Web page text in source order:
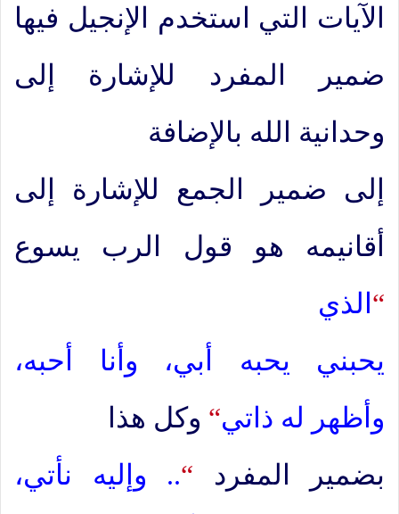
الآيات التي استخدم الإنجيل فيها
ضمير المفرد للإشارة إلى
وحدانية الله بالإضافة
إلى ضمير الجمع للإشارة إلى
أقانيمه هو قول الرب يسوع
“ الذي
يحبني يحبه أبي، وأنا أحبه،
وأظهر له ذاتي“ وكل هذا
بضمير المفرد “.. وإليه نأتي،